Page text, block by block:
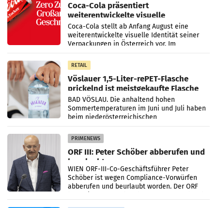
Coca-Cola präsentiert
weiterentwickelte visuelle
Markenidentität
Coca-Cola stellt ab Anfang August eine
weiterentwickelte visuelle Identität seiner
Verpackungen in Österreich vor. Im
Mittelpunkt des Redesigns stehen zentrale
Gestaltungselemente
RETAIL
Vöslauer 1,5-Liter-rePET-Flasche
prickelnd ist meistgekaufte Flasche
Österreichs
BAD VÖSLAU. Die anhaltend hohen
Sommertemperaturen im Juni und Juli haben
beim niederösterreichischen
Getränkehersteller Vöslauer zu deutlichen
Absatzzuwächsen geführt. Während
PRIMENEWS
ORF III: Peter Schöber abberufen und
beurlaubt
WIEN ORF-III-Co-Geschäftsführer Peter
Schöber ist wegen Compliance-Vorwürfen
abberufen und beurlaubt worden. Der ORF